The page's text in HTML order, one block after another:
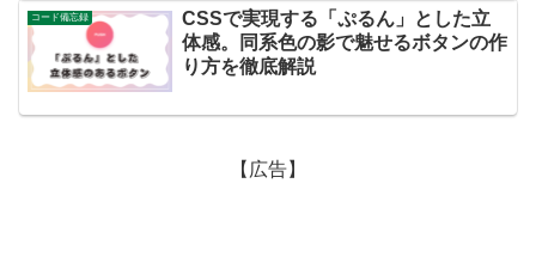
コード備忘録
CSSで実現する「ぷるん」とした立
体感。同系色の影で魅せるボタンの作
り方を徹底解説
【広告】